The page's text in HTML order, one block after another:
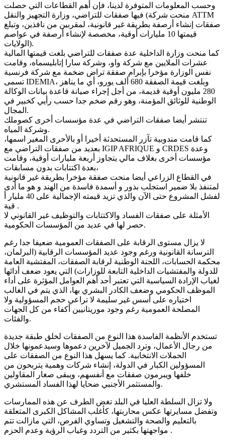
وحسب المعلومات المتوفرة لدينا، فإن أهم القطاعات التي حصلت
فيها صفقات للتراضي، وزارة التجهيز والنقل (منحت شركة ATTM
صفقات إنشاء أرصفة بطريقة غير قانونية، لمقربين من نافذين، وتبلغ
قيمتها 10 مليارات أوقية، مخصصة لإنشاء أرصفة في عواصم
الولايات).
كما منحت وزارة الداخلية عدة صفقات للتراضي بلغت قيمتها المالية
عشرات الملايين مع شركة واو، وشركة سارا إتابليسماه، وقامت
نفس الوزارة مؤخرا بإبرام صفقة تراض ضخمة مع شركة فرنسية
تسمى IDEMIA، وبلغت قيمة الصفقة 680 ألف يورو، أي ما يناهز
280 مليون أوقية قديمة، من أجل إجراء صيانة قاعدة بيانات الوكالة
الوطنية للوثائق المؤمنة، وهو رقم ضخم جدا حسب رأيي كخبير في
المجال.
تنتشر أيضا صفقات التراضي في عدة مؤسسات أخرى كصوملك
وشركة المياه.
كما قامت مندوبية تآزر المستحدثة أخيرا أو بالأحرى المغير اسمها،
بعديد من صفقات التراضي مع IGIP AFRIQUE و CRDES وعدة
مؤسسات أخرى بغلاف مالي يتجاوز أربعة مليارات أوقية، وقامت
بعدة اكتتابات بدون مسابقات،
في القطاع الزراعي أيضا منحت صفقة مؤخرا بطريقة غير قانونية
لمتنفذ بلا ضمير استجلب بذور و أسمدة فاسدة من الهند و هو ما أدى
لفشل المشروع حتى الآن والذي تزيد قيمته الإجمالية على 40 مليار أ
قية .
الأمثلة على صفقات الفساد والاكتتابات والتوظيف غير القانوني لا
حصر لها في عديد من المؤسسات الحكومية.
لا يزال مستوى الرقابة على الصفقات العمومية ضعيفا جدا رغم
الترسانة القانونية ورغم وجود عديد المؤسسات الرقابية (البرلمان،
محكمة الحسابات، اللجنة الوطنية لرقابة الصفقات، المفتشية العامة
للدولة والمفتشيات الداخلية التابعة للوزارات) التي يعود ضعف أدائها
لغياب الإرادة السياسية التي تعتبر أحد أهم العوامل المؤثرة على أداء
الموظف الحكومي وضعف الكادر البشري بها، الذي يتم في الغالب
اختياره على أسس غير سليمة لا تراعي حجم المسؤولية ولا
المصلحة العمومية رغم وجود موريتانيين أكفاء من كل الجهات
والفئات.
تستخدم الأنظمة الفاسدة هذا النوع من الصفقات لخلق طبقة جديدة
من رجال الأعمال، وترد الجميل لآخرين دعموها وسيدعمونها خلال
الحملات الانتخابية. كما يسهل هذا النوع من الصفقات على
المسؤولين الكبار في الدولة، إنشاء شركات وهمية يتربحون من
خلفها ويبرمون صفقات مع أنفسهم، ويبقى صغار المقاولين
والمستثمر الأجنبي ضحايا لهذا الفساد المستشري.
ولا تزال السلطة العليا في البلد تغض الطرف عن هذه الممارسات
وتفضل مسايرتها عكس محاربتها، كأغلب المشاكل الكبرى المتعلقة
بالتعليم والصحة والتشغيل وتساوي الفرص، التي مازالت تتم
مواجهتها بكثير من التردد وغياب الرؤية وعدم الحزم .